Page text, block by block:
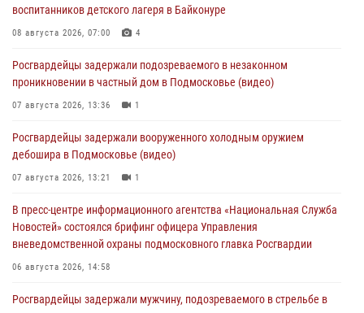
воспитанников детского лагеря в Байконуре
08 августа 2026, 07:00 4
Росгвардейцы задержали подозреваемого в незаконном
проникновении в частный дом в Подмосковье (видео)
07 августа 2026, 13:36 1
Росгвардейцы задержали вооруженного холодным оружием
дебошира в Подмосковье (видео)
07 августа 2026, 13:21 1
В пресс-центре информационного агентства «Национальная Служба
Новостей» состоялся брифинг офицера Управления
вневедомственной охраны подмосковного главка Росгвардии
06 августа 2026, 14:58
Росгвардейцы задержали мужчину, подозреваемого в стрельбе в